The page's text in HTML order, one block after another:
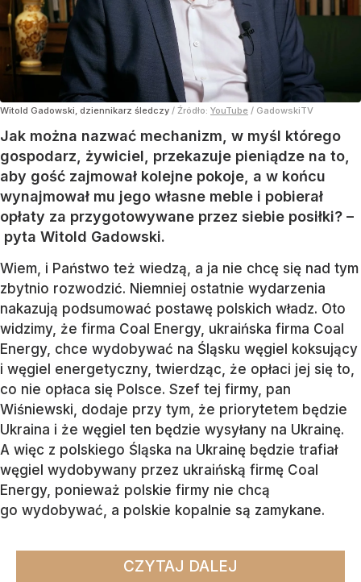
Witold Gadowski, dziennikarz śledczy / Źródło: YouTube / GadowskiTV
Jak można nazwać mechanizm, w myśl którego
gospodarz, żywiciel, przekazuje pieniądze na to,
aby gość zajmował kolejne pokoje, a w końcu
wynajmował mu jego własne meble i pobierał
opłaty za przygotowywane przez siebie posiłki? –
pyta Witold Gadowski.
Wiem, i Państwo też wiedzą, a ja nie chcę się nad tym
zbytnio rozwodzić. Niemniej ostatnie wydarzenia
nakazują podsumować postawę polskich władz. Oto
widzimy, że firma Coal Energy, ukraińska firma Coal
Energy, chce wydobywać na Śląsku węgiel koksujący
i węgiel energetyczny, twierdząc, że opłaci jej się to,
co nie opłaca się Polsce. Szef tej firmy, pan
Wiśniewski, dodaje przy tym, że priorytetem będzie
Ukraina i że węgiel ten będzie wysyłany na Ukrainę.
A więc z polskiego Śląska na Ukrainę będzie trafiał
węgiel wydobywany przez ukraińską firmę Coal
Energy, ponieważ polskie firmy nie chcą
go wydobywać, a polskie kopalnie są zamykane.
CZYTAJ DALEJ